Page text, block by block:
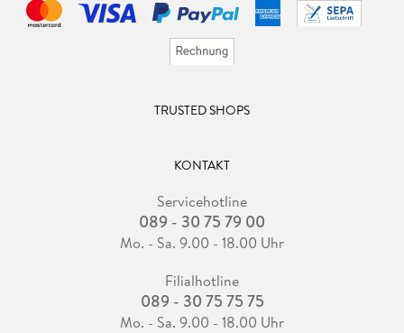
TRUSTED SHOPS
KONTAKT
Servicehotline
089 - 30 75 79 00
Mo. - Sa. 9.00 - 18.00 Uhr
Filialhotline
089 - 30 75 75 75
Mo. - Sa. 9.00 - 18.00 Uhr